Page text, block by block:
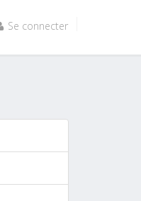
Se connecter